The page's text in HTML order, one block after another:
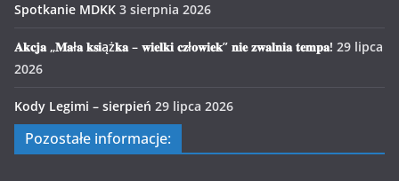
Spotkanie MDKK 3 sierpnia 2026
𝐀𝐤𝐜𝐣𝐚 „𝐌𝐚ł𝐚 𝐤𝐬𝐢ąż𝐤𝐚 – 𝐰𝐢𝐞𝐥𝐤𝐢 𝐜𝐳ł𝐨𝐰𝐢𝐞𝐤” 𝐧𝐢𝐞 𝐳𝐰𝐚𝐥𝐧𝐢𝐚 𝐭𝐞𝐦𝐩𝐚! 29 lipca
2026
Kody Legimi – sierpień 29 lipca 2026
Pozostałe informacje: